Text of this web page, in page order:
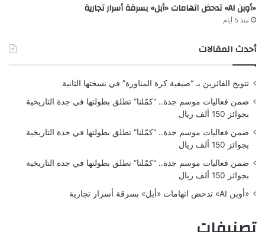
«أوبن AI» تدحض اتهامات «أبل» بسرقة أسرار تجارية
منذ 5 أيام
أحدث المقالات
تتويج الفائزين بـ “صيفية كرة المناورة” في نسختها الثانية
ضمن فعاليات موسم جدة.. “كمّلنا” تطلق بطولتها في جدة التاريخية
بجوائز 150 ألف ريال
ضمن فعاليات موسم جدة.. “كمّلنا” تطلق بطولتها في جدة التاريخية
بجوائز 150 ألف ريال
ضمن فعاليات موسم جدة.. “كمّلنا” تطلق بطولتها في جدة التاريخية
بجوائز 150 ألف ريال
«أوبن AI» تدحض اتهامات «أبل» بسرقة أسرار تجارية